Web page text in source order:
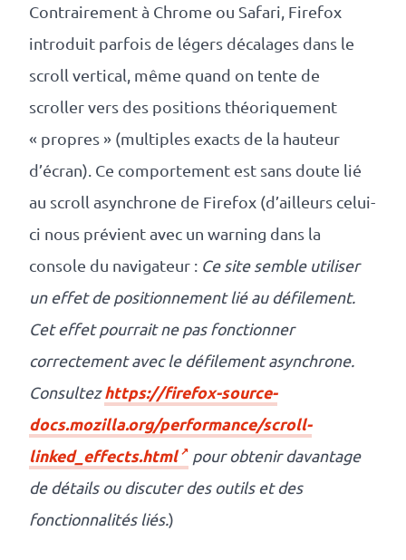
Contrairement à Chrome ou Safari, Firefox
introduit parfois de légers décalages dans le
scroll vertical, même quand on tente de
scroller vers des positions théoriquement
« propres » (multiples exacts de la hauteur
d’écran). Ce comportement est sans doute lié
au scroll asynchrone de Firefox (d’ailleurs celui-
ci nous prévient avec un warning dans la
console du navigateur : Ce site semble utiliser
un effet de positionnement lié au défilement.
Cet effet pourrait ne pas fonctionner
correctement avec le défilement asynchrone.
Consultezhttps://firefox-source-
docs.mozilla.org/performance/scroll-
linked_effects.html
pour obtenir davantage
de détails ou discuter des outils et des
fonctionnalités liés.)